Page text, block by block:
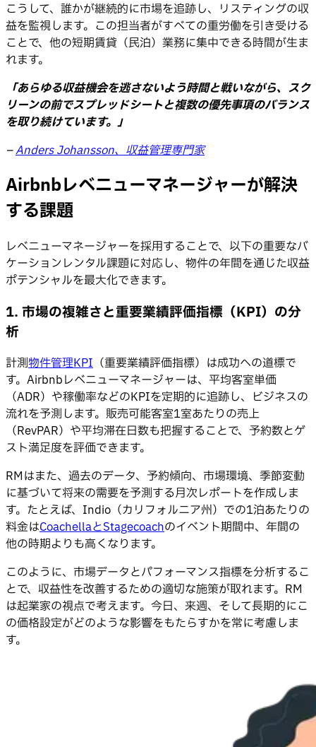
こうして、誰かが継続的に市場を追跡し、リスティングの収
益を監視します。この担当者がすべての重労働を引き受ける
ことで、他の短期賃貸（民泊）業務に集中できる時間が生ま
れます。
「あらゆる収益機会を逃さないよう時間と戦いながら、スク
リーンの前でスプレッドシートと複数の優先事項のバランス
を取り続けています。」
–Anders Johansson、収益管理専門家
Airbnbレベニューマネージャーが解決
する課題
レベニューマネージャーを採用することで、以下の重要なバ
ケーションレンタル課題に対応し、物件の年間を通じた収益
ポテンシャルを最大化できます。
1. 市場の複雑さと重要業績評価指標（KPI）の分
析
計測物件管理KPI （重要業績評価指標）は成功への道標で
す。Airbnbレベニューマネージャーは、平均客室単価
（ADR）や稼働率などのKPIを定期的に追跡し、ビジネスの
流れを予測します。販売可能客室1室あたりの売上
（RevPAR）や平均滞在日数も把握することで、予約数とゲ
スト満足度を評価できます。
RMはまた、過去のデータ、予約傾向、市場環境、季節変動
に基づいて将来の需要を予測する月次レポートを作成しま
す。たとえば、Indio（カリフォルニア州）での1泊あたりの
料金はCoachellaとStagecoachのイベント期間中、年間の
他の時期よりも高くなります。
このように、市場データとパフォーマンス指標を分析するこ
とで、収益性を改善するための適切な施策が取れます。RM
は起業家の視点で考えます。今日、来週、そして長期的にこ
の価格設定がどのような影響をもたらすかを常に考慮しま
す。